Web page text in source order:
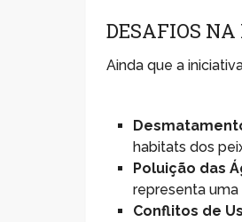
DESAFIOS NA
Ainda que a
habitats dos
Poluição das
representa
Conflitos de